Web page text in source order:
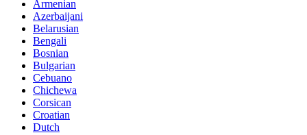
Armenian
Azerbaijani
Belarusian
Bengali
Bosnian
Bulgarian
Cebuano
Chichewa
Corsican
Croatian
Dutch